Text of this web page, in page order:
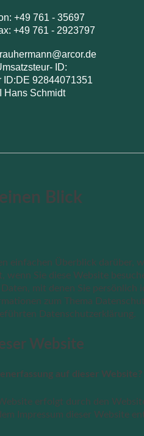
+49 761 - 35697
761 - 2923797
rauhermann@arcor.de
ID:
ID:DE 92844071351
I Hans Schmidt
Blick
einfachen Überblick darüber,
wenn Sie diese Website
mit denen Sie persönlich
zum Thema
Datenschutzerklärung.
Website
auf dieser Website?
erfolgt durch den
Impressum dieser Website